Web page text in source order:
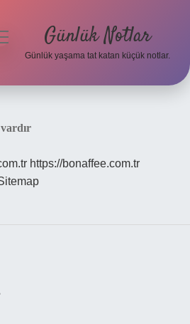
Günlük Notlar
Günlük yaşama tat katan küçük notlar.
https://bonaffee.com.tr